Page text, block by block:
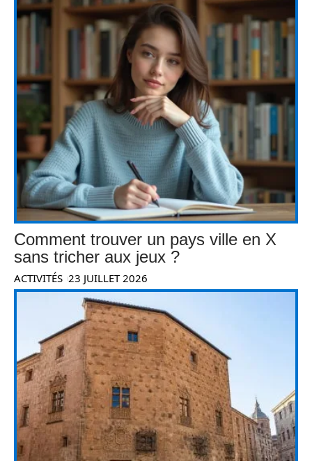
Comment trouver un pays ville en X
sans tricher aux jeux ?
ACTIVITÉS 23 JUILLET 2026